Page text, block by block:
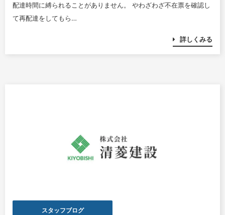
配達時間に縛られることがありません。 やわざわざ不在票を確認し
て再配達をしてもら…
詳しくみる
スタッフブログ